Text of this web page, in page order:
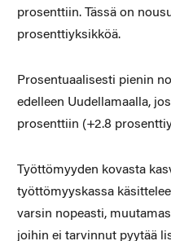
prosenttiin. Tässä on
prosenttiyksikköä.
Prosentuaalisesti pienin
edelleen Uudellamaalla,
prosenttiin (+2.8
Työttömyyden kovasta
työttömyyskassa
varsin nopeasti,
joihin ei tarvinnut pyytää